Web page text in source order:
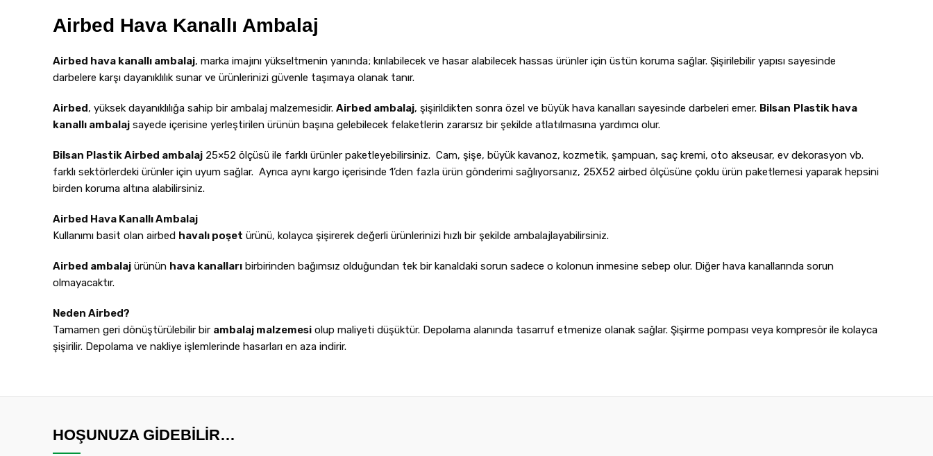
Airbed Hava Kanallı Ambalaj
Airbed hava kanallı ambalaj, marka imajını yükseltmenin yanında; kırılabilecek ve hasar alabilecek hassas ürünler için üstün koruma sağlar. Şişirilebilir yapısı sayesinde
darbelere karşı dayanıklılık sunar ve ürünlerinizi güvenle taşımaya olanak tanır.
Airbed, yüksek dayanıklılığa sahip bir ambalaj malzemesidir. Airbed ambalaj, şişirildikten sonra özel ve büyük hava kanalları sayesinde darbeleri emer. Bilsan Plastik hava
kanallı ambalaj sayede içerisine yerleştirilen ürünün başına gelebilecek felaketlerin zararsız bir şekilde atlatılmasına yardımcı olur.
Bilsan Plastik Airbed ambalaj 25×52 ölçüsü ile farklı ürünler paketleyebilirsiniz. Cam, şişe, büyük kavanoz, kozmetik, şampuan, saç kremi, oto akseusar, ev dekorasyon vb.
farklı sektörlerdeki ürünler için uyum sağlar. Ayrıca aynı kargo içerisinde 1’den fazla ürün gönderimi sağlıyorsanız, 25X52 airbed ölçüsüne çoklu ürün paketlemesi yaparak hepsini
birden koruma altına alabilirsiniz.
Airbed Hava Kanallı Ambalaj
Kullanımı basit olan airbed havalı poşet ürünü, kolayca şişirerek değerli ürünlerinizi hızlı bir şekilde ambalajlayabilirsiniz.
Airbed ambalaj ürünün hava kanalları birbirinden bağımsız olduğundan tek bir kanaldaki sorun sadece o kolonun inmesine sebep olur. Diğer hava kanallarında sorun
olmayacaktır.
Neden Airbed?
Tamamen geri dönüştürülebilir bir ambalaj malzemesi olup maliyeti düşüktür. Depolama alanında tasarruf etmenize olanak sağlar. Şişirme pompası veya kompresör ile kolayca
şişirilir. Depolama ve nakliye işlemlerinde hasarları en aza indirir.
HOŞUNUZA GIDEBILIR…